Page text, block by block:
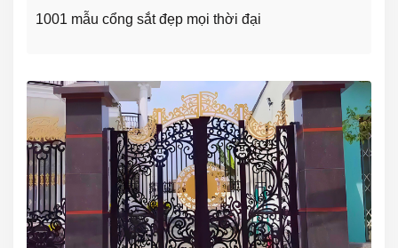
1001 mẫu cổng sắt đẹp mọi thời đại